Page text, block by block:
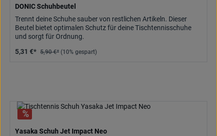
DONIC Schuhbeutel
Trennt deine Schuhe sauber von restlichen Artikeln. Dieser
Beutel bietet optimalen Schutz für deine Tischtennisschuhe
und sorgt für Ordnung.
5,31 €* 5,90 €* (10% gespart)
Yasaka Schuh Jet Impact Neo